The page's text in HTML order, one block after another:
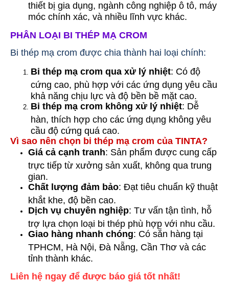
thiết bị gia dụng, ngành công nghiệp ô tô, máy
móc chính xác, và nhiều lĩnh vực khác.
PHÂN LOẠI BI THÉP MẠ CROM
Bi thép mạ crom được chia thành hai loại chính:
Bi thép mạ crom qua xử lý nhiệt: Có độ
cứng cao, phù hợp với các ứng dụng yêu cầu
khả năng chịu lực và độ bền bề mặt cao.
Bi thép mạ crom không xử lý nhiệt: Dễ
hàn, thích hợp cho các ứng dụng không yêu
cầu độ cứng quá cao.
Vì sao nên chọn bi thép mạ crom của TINTA?
Giá cả cạnh tranh: Sản phẩm được cung cấp
trực tiếp từ xưởng sản xuất, không qua trung
gian.
Chất lượng đảm bảo: Đạt tiêu chuẩn kỹ thuật
khắt khe, độ bền cao.
Dịch vụ chuyên nghiệp: Tư vấn tận tình, hỗ
trợ lựa chọn loại bi thép phù hợp với nhu cầu.
Giao hàng nhanh chóng: Có sẵn hàng tại
TPHCM, Hà Nội, Đà Nẵng, Cần Thơ và các
tỉnh thành khác.
Liên hệ ngay để được báo giá tốt nhất!